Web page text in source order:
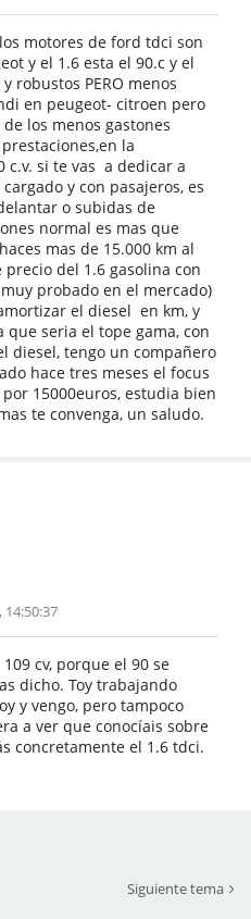
motores de ford tdci son
y el 1.6 esta el 90.c y el
robustos PERO menos
en peugeot- citroen pero
los menos gastones
la
c.v. si te vas a dedicar a
y con pasajeros, es
o subidas de
normal es mas que
mas de 15.000 km al
del 1.6 gasolina con
probado en el mercado)
el diesel en km, y
que seria el tope gama, con
diesel, tengo un compañero
hace tres meses el focus
15000euros, estudia bien
te convenga, un saludo.
cv, porque el 90 se
dicho. Toy trabajando
y vengo, pero tampoco
a ver que conocíais sobre
concretamente el 1.6 tdci.
Siguiente tema